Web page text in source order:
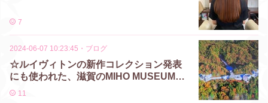
7
2024-06-07 10:23:45 ・ ブログ
☆ルイヴィトンの新作コレクション発表
にも使われた、滋賀のMIHO MUSEUM
に。☆
11